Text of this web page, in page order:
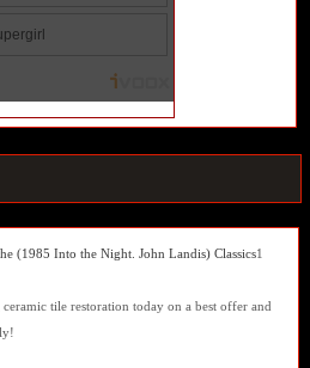
(1985 Into the Night. John Landis) Classics1
tile restoration today on a best offer and